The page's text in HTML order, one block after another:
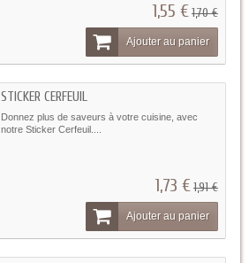
1,55 €1,70 €
Ajouter au panier
STICKER CERFEUIL
Donnez plus de saveurs à votre cuisine, avec
notre Sticker Cerfeuil....
1,73 €1,91 €
Ajouter au panier